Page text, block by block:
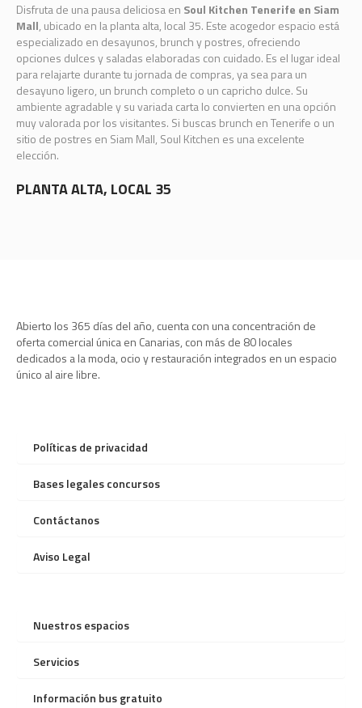
Disfruta de una pausa deliciosa en Soul Kitchen Tenerife en Siam
Mall, ubicado en la planta alta, local 35. Este acogedor espacio está
especializado en desayunos, brunch y postres, ofreciendo
opciones dulces y saladas elaboradas con cuidado. Es el lugar ideal
para relajarte durante tu jornada de compras, ya sea para un
desayuno ligero, un brunch completo o un capricho dulce. Su
ambiente agradable y su variada carta lo convierten en una opción
muy valorada por los visitantes. Si buscas brunch en Tenerife o un
sitio de postres en Siam Mall, Soul Kitchen es una excelente
elección.
PLANTA ALTA, LOCAL 35
Abierto los 365 días del año, cuenta con una concentración de
oferta comercial única en Canarias, con más de 80 locales
dedicados a la moda, ocio y restauración integrados en un espacio
único al aire libre.
Políticas de privacidad
Bases legales concursos
Contáctanos
Aviso Legal
Nuestros espacios
Servicios
Información bus gratuito